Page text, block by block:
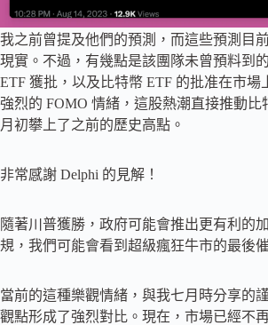
我之前曾提及他們的預測，而這些預測目
現實。不過，有幾點是該團隊未曾預料到
ETF 獲批，以及比特幣 ETF 的批准在市場
強烈的 FOMO 情緒，這股熱潮直接推動比
月初攀上了之前的歷史高點。
非常感謝 Delphi 的見解！
隨著川普獲勝，政府可能會推出更有利的
規，我們可能會看到超級瘋狂牛市的最後
當前的這種樂觀情緒，與我七月時分享的
觀點形成了強烈對比。現在，市場已經不